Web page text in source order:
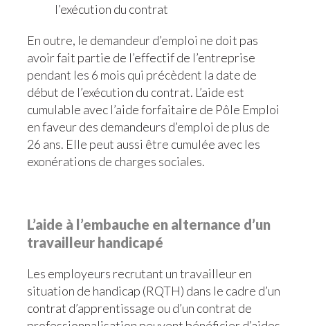
l’exécution du contrat
En outre, le demandeur d’emploi ne doit pas
avoir fait partie de l’effectif de l’entreprise
pendant les 6 mois qui précèdent la date de
début de l’exécution du contrat. L’aide est
cumulable avec l’aide forfaitaire de Pôle Emploi
en faveur des demandeurs d’emploi de plus de
26 ans. Elle peut aussi être cumulée avec les
exonérations de charges sociales.
L’aide à l’embauche en alternance d’un
travailleur handicapé
Les employeurs recrutant un travailleur en
situation de handicap (RQTH) dans le cadre d’un
contrat d’apprentissage ou d’un contrat de